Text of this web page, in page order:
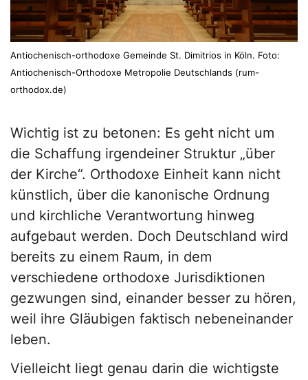
Antiochenisch-orthodoxe Gemeinde St. Dimitrios in Köln. Foto:
Antiochenisch-Orthodoxe Metropolie Deutschlands (rum-
orthodox.de)
Wichtig ist zu betonen: Es geht nicht um
die Schaffung irgendeiner Struktur „über
der Kirche“. Orthodoxe Einheit kann nicht
künstlich, über die kanonische Ordnung
und kirchliche Verantwortung hinweg
aufgebaut werden. Doch Deutschland wird
bereits zu einem Raum, in dem
verschiedene orthodoxe Jurisdiktionen
gezwungen sind, einander besser zu hören,
weil ihre Gläubigen faktisch nebeneinander
leben.
Vielleicht liegt genau darin die wichtigste